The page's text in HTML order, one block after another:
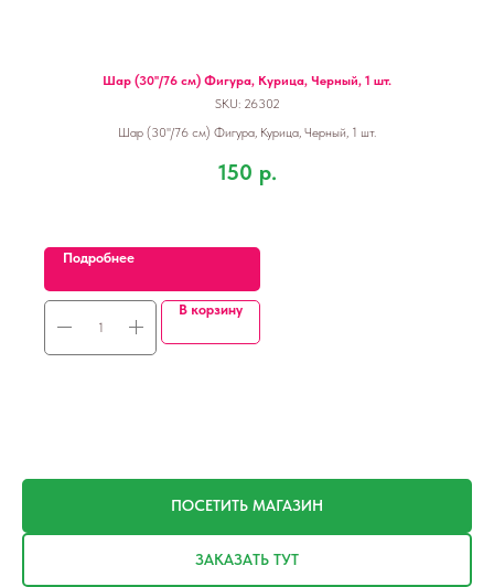
Шар (30''/76 см) Фигура, Курица, Черный, 1 шт.
SKU: 26302
Шар (30''/76 см) Фигура, Курица, Черный, 1 шт.
150 р.
Подробнее
В корзину
ПОСЕТИТЬ МАГАЗИН
ЗАКАЗАТЬ ТУТ